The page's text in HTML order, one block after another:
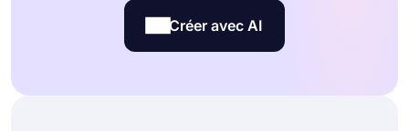
Créer avec AI